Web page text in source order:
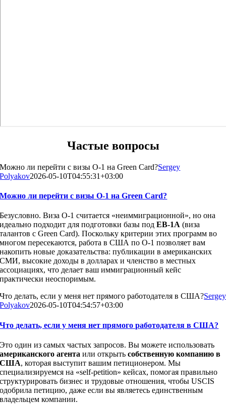
Частые вопросы
Можно ли перейти с визы O-1 на Green Card?Sergey
Polyakov2026-05-10T04:55:31+03:00
Можно ли перейти с визы O-1 на Green Card?
Безусловно. Виза O-1 считается «неиммиграционной», но она
идеально подходит для подготовки базы подEB-1A (виза
талантов с Green Card). Поскольку критерии этих программ во
многом пересекаются, работа в США по O-1 позволяет вам
накопить новые доказательства: публикации в американских
СМИ, высокие доходы в долларах и членство в местных
ассоциациях, что делает ваш иммиграционный кейс
практически неоспоримым.
Что делать, если у меня нет прямого работодателя в США?Sergey
Polyakov2026-05-10T04:54:57+03:00
Что делать, если у меня нет прямого работодателя в США?
Это один из самых частых запросов. Вы можете использовать
американского агента или открытьсобственную компанию в
США, которая выступит вашим петиционером. Мы
специализируемся на «self-petition» кейсах, помогая правильно
структурировать бизнес и трудовые отношения, чтобы USCIS
одобрила петицию, даже если вы являетесь единственным
владельцем компании.